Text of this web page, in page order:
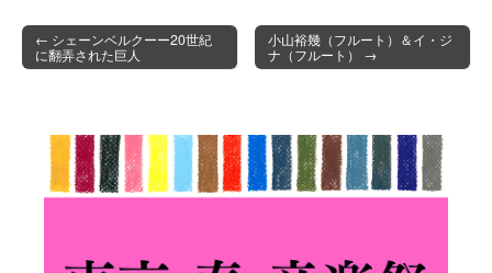
Post navigation
← シェーンベルクーー20世紀
に翻弄された巨人
小山裕幾（フルート）＆イ・ジ
ナ（フルート） →